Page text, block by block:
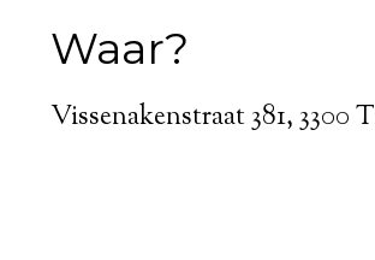
Waar?
Vissenakenstraat 381, 3300